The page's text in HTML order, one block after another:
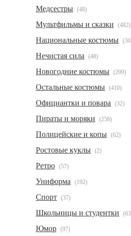
Медсестры (48)
Мультфильмы и сказки (482)
Национальные костюмы
Нечистая сила (48)
Новогодние костюмы (209)
Остальные костюмы (410)
Официантки и повара (32)
Пираты и моряки (258)
Полицейские и копы (62)
Ростовые куклы (2)
Ретро (57)
Униформа (192)
Спорт (37)
Школьницы и студентки
Юмор (97)